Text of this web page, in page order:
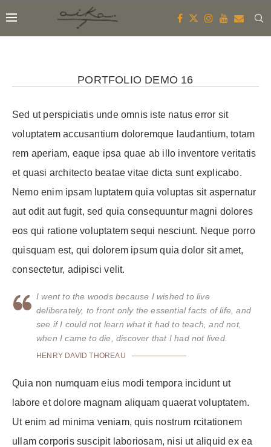
PORTFOLIO DEMO 16
Sed ut perspiciatis unde omnis iste natus error sit
voluptatem accusantium doloremque laudantium, totam
rem aperiam, eaque ipsa quae ab illo inventore veritatis
et quasi architecto beatae vitae dicta sunt explicabo.
Nemo enim ipsam luptatem quia voluptas sit aspernatur
aut odit aut fugit, sed quia consequuntur magni dolores
eos qui ratione voluptatem sequi nesciunt. Neque porro
quisquam est, qui dolorem ipsum quia dolor sit amet,
consectetur, adipisci velit.
I went to the woods because I wished to live
deliberately, to front only the essential facts of life, and
see if I could not learn what it had to teach, and not,
when I came to die, discover that I had not lived.
HENRY DAVID THOREAU
Quia non numquam eius modi tempora incidunt ut
labore et dolore magnam aliquam quaerat voluptatem.
Ut enim ad minima veniam, quis nostrum rcitationem
ullam corporis suscipit laboriosam, nisi ut aliquid ex ea